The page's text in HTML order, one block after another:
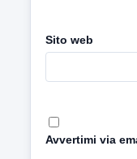
Sito web
Avvertimi via